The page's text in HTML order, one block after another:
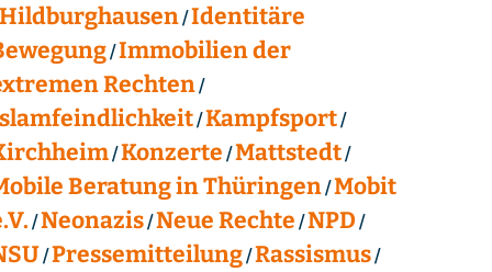
Identitäre
Immobilien der
Rechten
Kampfsport
Konzerte Mattstedt
Beratung in Thüringen Mobit
Neonazis Neue Rechte NPD
Pressemitteilung Rassismus